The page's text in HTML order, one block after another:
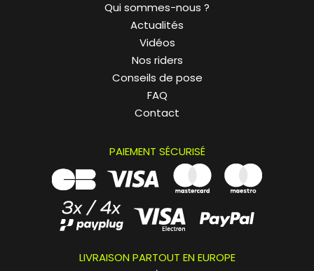
Qui sommes-nous ?
Actualités
Vidéos
Nos riders
Conseils de pose
FAQ
Contact
PAIEMENT SÉCURISÉ
LIVRAISON PARTOUT EN EUROPE